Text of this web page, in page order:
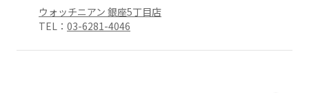
ウォッチニアン 銀座5丁目店
TEL： 03-6281-4046